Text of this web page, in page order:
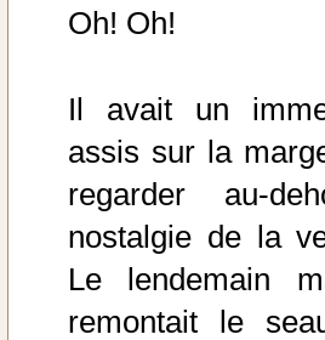
Oh! Oh!
Il avait un
assis sur la
regarder au-
nostalgie de la
Le lendemain
remontait le